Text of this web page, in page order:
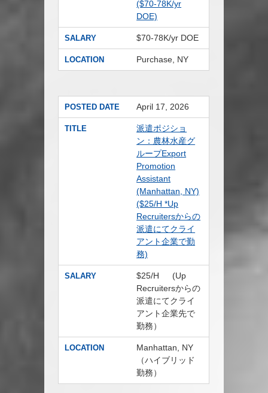
($70-78K/yr
DOE)
SALARY $70-78K/yr DOE
LOCATION Purchase, NY
POSTED DATE April 17, 2026
TITLE
派遣ポジショ
ン：農林水産グ
ループExport
Promotion
Assistant
(Manhattan, NY)
($25/H *Up
Recruitersからの
派遣にてクライ
アント企業で勤
務)
SALARY
$25/H (Up
Recruitersからの
派遣にてクライ
アント企業先で
勤務）
LOCATION
Manhattan, NY
（ハイブリッド
勤務）